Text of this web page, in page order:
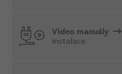
Video manuály
instalace